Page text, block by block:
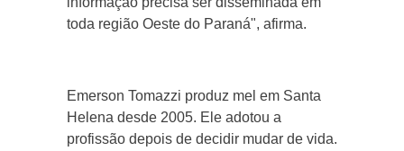
toda região Oeste do Paraná", afirma.
Emerson Tomazzi produz mel em Santa
Helena desde 2005. Ele adotou a
profissão depois de decidir mudar de vida.